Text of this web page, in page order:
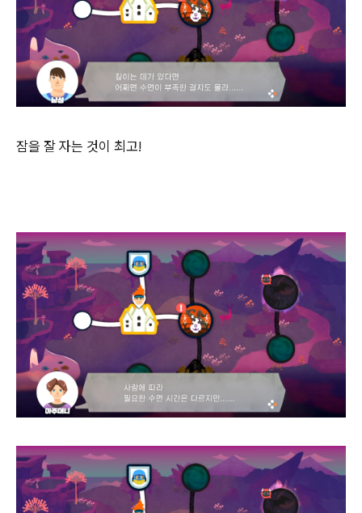
잠을 잘 자는 것이 최고!